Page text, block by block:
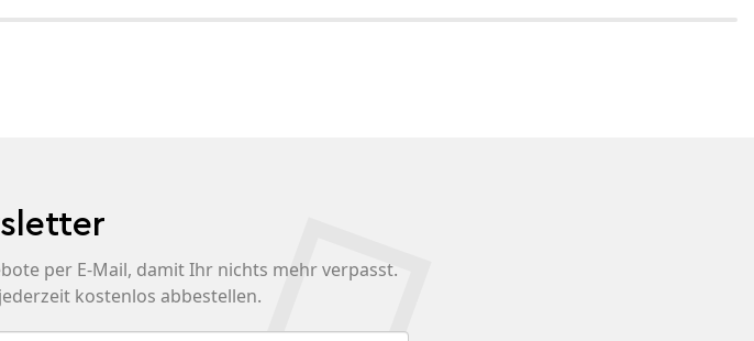
per E-Mail, damit Ihr nichts mehr verpasst.
kostenlos abbestellen.